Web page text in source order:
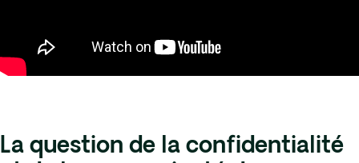
La question de la confidentialité